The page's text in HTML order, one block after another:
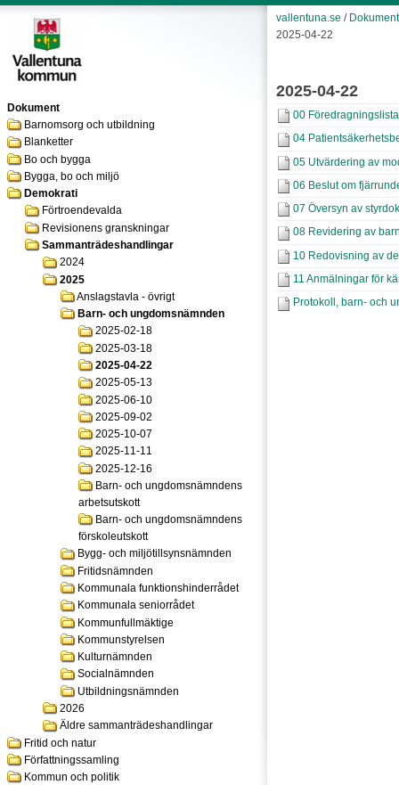
Dokument
Barnomsorg och utbildning
Blanketter
Bo och bygga
Bygga, bo och miljö
Demokrati
Förtroendevalda
Revisionens granskningar
Sammanträdeshandlingar
2024
2025
Anslagstavla - övrigt
Barn- och ungdomsnämnden
2025-02-18
2025-03-18
2025-04-22
2025-05-13
2025-06-10
2025-09-02
2025-10-07
2025-11-11
2025-12-16
Barn- och ungdomsnämndens
arbetsutskott
Barn- och ungdomsnämndens
förskoleutskott
Bygg- och miljötillsynsnämnden
Fritidsnämnden
Kommunala funktionshinderrådet
Kommunala seniorrådet
Kommunfullmäktige
Kommunstyrelsen
Kulturnämnden
Socialnämnden
Utbildningsnämnden
2026
Äldre sammanträdeshandlingar
Fritid och natur
Författningssamling
Kommun och politik
vallentuna.se / Dokument
2025-04-22
2025-04-22
00
04
05 Utvärdering av
06 Beslut om
07 Översyn av
08 Revidering av
10 Redovisning av
11 Anmälningar för
Protokoll, barn- och